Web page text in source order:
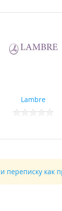
Lambre
переписку как